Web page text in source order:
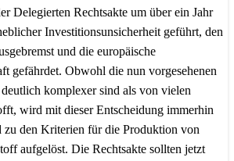
Delegierten Rechtsakte um über ein Jahr
Investitionsunsicherheit geführt, den
und die europäische
gefährdet. Obwohl die nun vorgesehenen
komplexer sind als von vielen
wird mit dieser Entscheidung immerhin
zu den Kriterien für die Produktion von
aufgelöst. Die Rechtsakte sollten jetzt